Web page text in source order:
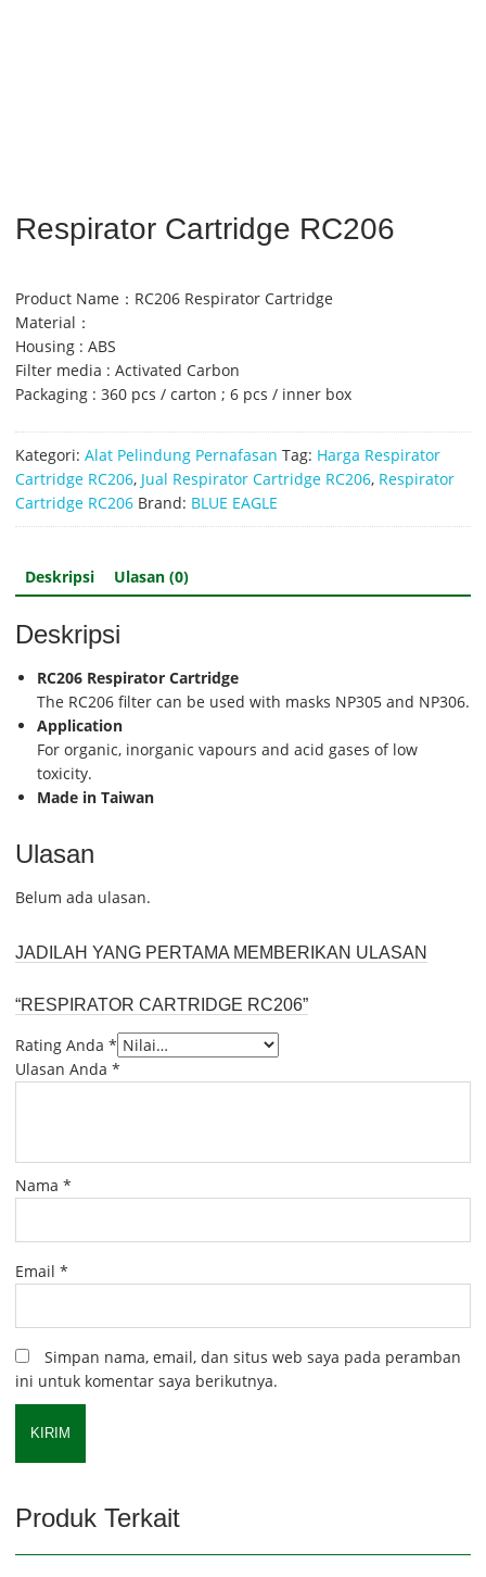
Respirator Cartridge RC206
Product Name：RC206 Respirator Cartridge
Material：
Housing : ABS
Filter media : Activated Carbon
Packaging : 360 pcs / carton ; 6 pcs / inner box
Kategori: Alat Pelindung Pernafasan Tag: Harga Respirator
Cartridge RC206, Jual Respirator Cartridge RC206, Respirator
Cartridge RC206 Brand: BLUE EAGLE
Deskripsi Ulasan (0)
Deskripsi
RC206 Respirator Cartridge
The RC206 filter can be used with masks NP305 and NP306.
Application
For organic, inorganic vapours and acid gases of low
toxicity.
Made in Taiwan
Ulasan
Belum ada ulasan.
JADILAH YANG PERTAMA MEMBERIKAN ULASAN
“RESPIRATOR CARTRIDGE RC206”
Rating Anda *
Ulasan Anda *
Nama *
Email *
Simpan nama, email, dan situs web saya pada peramban
ini untuk komentar saya berikutnya.
Produk Terkait